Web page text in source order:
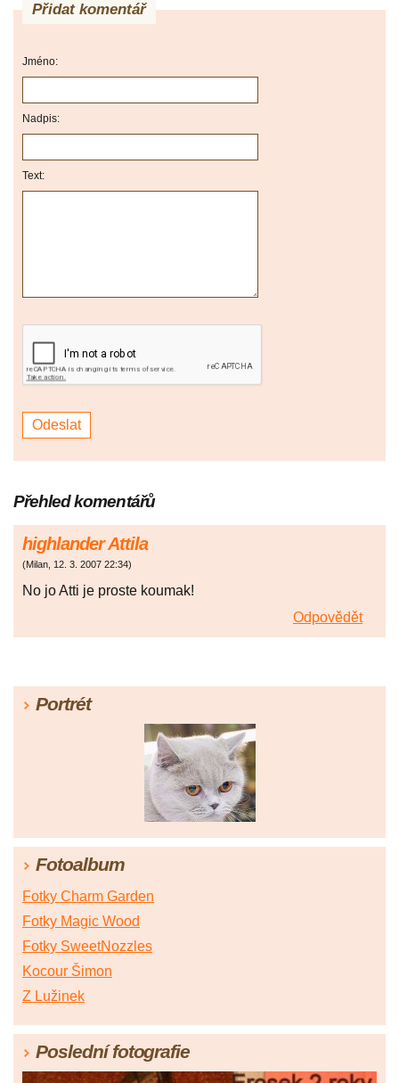
Přidat komentář
Jméno:
Nadpis:
Text:
Přehled komentářů
highlander Attila
(Milan, 12. 3. 2007 22:34)
No jo Atti je proste koumak!
Odpovědět
Portrét
Fotoalbum
Fotky Charm Garden
Fotky Magic Wood
Fotky SweetNozzles
Kocour Šimon
Z Lužinek
Poslední fotografie